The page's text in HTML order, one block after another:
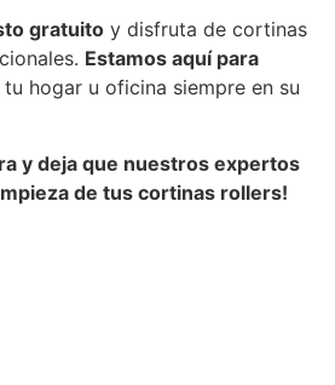
gratuito y disfruta de cortinas
Estamos aquí para
hogar u oficina siempre en su
y deja que nuestros expertos
de tus cortinas rollers!